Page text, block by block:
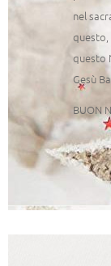
nel
questo,
questo
Gesù
BUON